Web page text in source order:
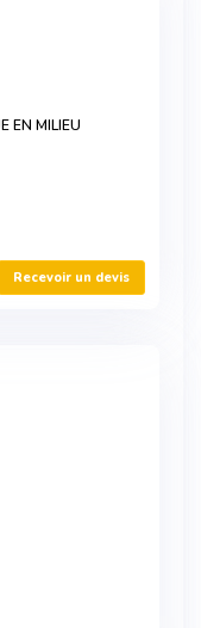
EN MILIEU
Recevoir un devis